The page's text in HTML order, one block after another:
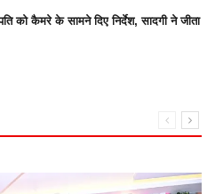
को कैमरे के सामने दिए निर्देश, सादगी ने जीता